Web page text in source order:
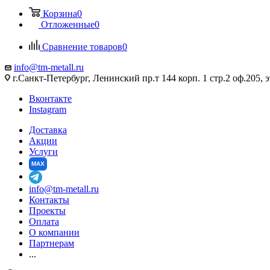
Корзина0
Отложенные0
Сравнение товаров0
info@tm-metall.ru
г.Санкт-Петербург, Ленинский пр.т 144 корп. 1 стр.2 оф.205,
Вконтакте
Instagram
Доставка
Акции
Услуги
MAX
info@tm-metall.ru
Контакты
Проекты
Оплата
О компании
Партнерам
...